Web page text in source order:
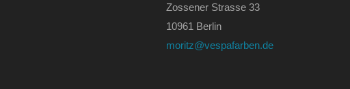
Zossener Strasse 33
10961 Berlin
moritz@vespafarben.de